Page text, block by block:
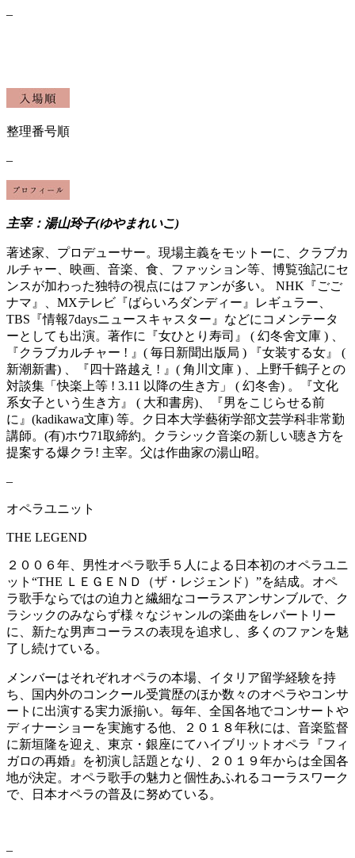
–
整理番号順
–
主宰：湯山玲子(ゆやまれいこ)
著述家、プロデューサー。現場主義をモットーに、クラブカ
ルチャー、映画、音楽、食、ファッション等、博覧強記にセ
ンスが加わった独特の視点にはファンが多い。 NHK『ごご
ナマ』、MXテレビ『ばらいろダンディー』レギュラー、
TBS『情報7daysニュースキャスター』などにコメンテータ
ーとしても出演。著作に『女ひとり寿司』 ( 幻冬舍文庫 ) 、
『クラブカルチャー ! 』( 毎日新聞出版局 ) 『女装する女』 (
新潮新書) 、『四十路越え ! 』( 角川文庫 ) 、上野千鶴子との
対談集「快楽上等 ! 3.11 以降の生き方」 ( 幻冬舎) 。『文化
系女子という生き方』 ( 大和書房)、『男をこじらせる前
に』(kadikawa文庫) 等。ク日本大学藝術学部文芸学科非常勤
講師。(有)ホウ71取締約。クラシック音楽の新しい聴き方を
提案する爆クラ! 主宰。父は作曲家の湯山昭。
–
オペラユニット
THE LEGEND
２００６年、男性オペラ歌手５人による日本初のオペラユニ
ット“THE ＬＥＧＥＮＤ（ザ・レジェンド）”を結成。オペ
ラ歌手ならではの迫力と繊細なコーラスアンサンブルで、ク
ラシックのみならず様々なジャンルの楽曲をレパートリー
に、新たな男声コーラスの表現を追求し、多くのファンを魅
了し続けている。
メンバーはそれぞれオペラの本場、イタリア留学経験を持
ち、国内外のコンクール受賞歴のほか数々のオペラやコンサ
ートに出演する実力派揃い。毎年、全国各地でコンサートや
ディナーショーを実施する他、２０１８年秋には、音楽監督
に新垣隆を迎え、東京・銀座にてハイブリットオペラ『フィ
ガロの再婚』を初演し話題となり、２０１９年からは全国各
地が決定。オペラ歌手の魅力と個性あふれるコーラスワーク
で、日本オペラの普及に努めている。
–